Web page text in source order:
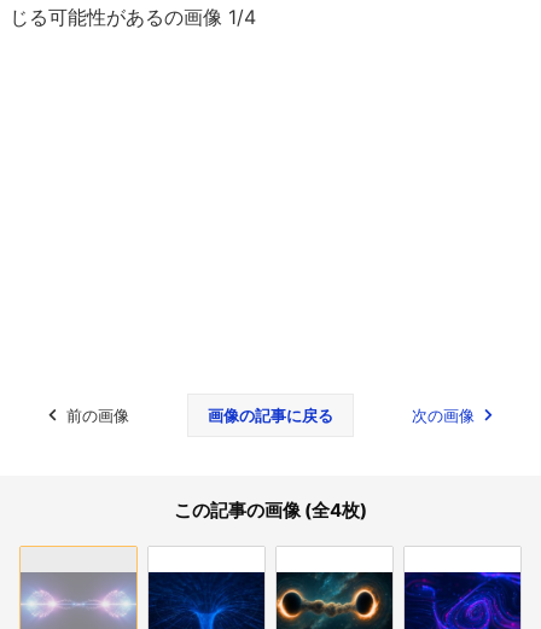
じる可能性があるの画像 1/4
前の画像 画像の記事に戻る 次の画像
この記事の画像 (全4枚)